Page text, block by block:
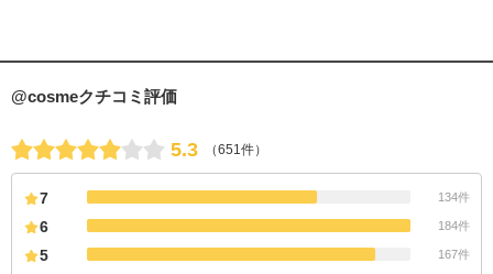
@cosmeクチコミ評価
5.3 （651件）
7 134件
6 184件
5 167件